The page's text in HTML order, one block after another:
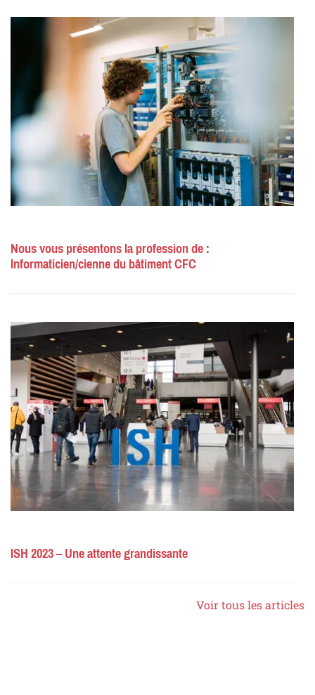
Nous vous présentons la profession de :
Informaticien/cienne du bâtiment CFC
ISH 2023 – Une attente grandissante
Voir tous les articles